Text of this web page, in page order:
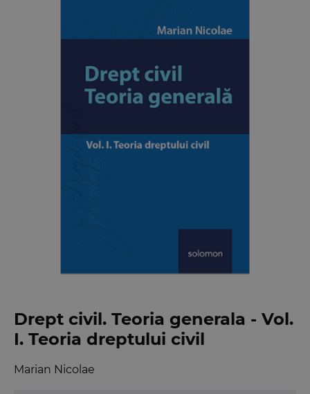
Drept civil. Teoria generala - Vol.
I. Teoria dreptului civil
Marian Nicolae